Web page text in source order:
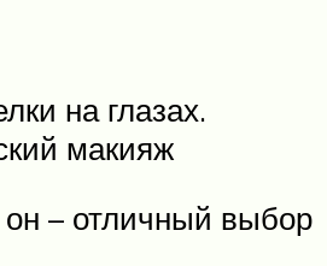
на глазах.
макияж
он – отличный выбор